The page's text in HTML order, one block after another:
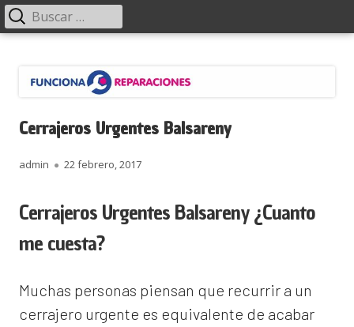
contenido
Menú
principal Buscar:
Cerrajeros Urgentes Balsareny
Autor
admin
Publicado
22 febrero, 2017
Cerrajeros Urgentes Balsareny ¿Cuanto
me cuesta?
Muchas personas piensan que recurrir a un
cerrajero urgente es equivalente de acabar